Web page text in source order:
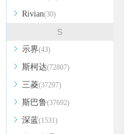
Rivian(30)
S
示界(43)
斯柯达(72807)
三菱(37297)
斯巴鲁(37692)
深蓝(1531)